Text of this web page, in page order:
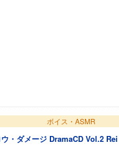
ボイス・ASMR
ウ・ダメージ DramaCD Vol.2